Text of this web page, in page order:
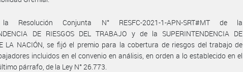
Resolución Conjunta N° RESFC-2021-1-APN-SRT#MT de la
DE RIESGOS DEL TRABAJO y de la SUPERINTENDENCIA DE
LA NACIÓN, se fijó el premio para la cobertura de riesgos del trabajo de
incluidos en el convenio en análisis, en orden a lo establecido en el
párrafo, de la Ley N° 26.773.